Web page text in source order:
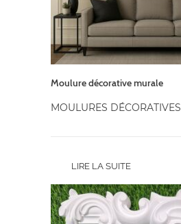
Moulure décorative murale
MOULURES DÉCORATIVES
LIRE LA SUITE